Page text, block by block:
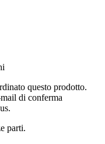
questo prodotto.
di conferma
parti.